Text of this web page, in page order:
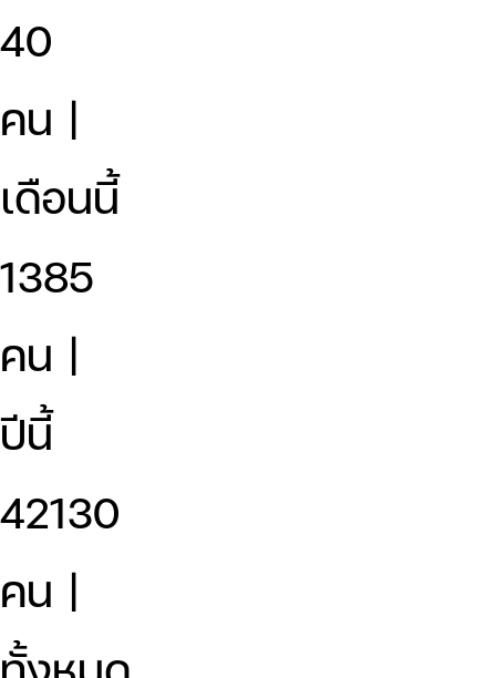
40
คน |
เดือนนี้
1385
คน |
ปีนี้
42130
คน |